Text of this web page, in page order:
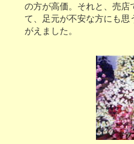
の方が高価。それと、売店
て、足元が不安な方にも思
がえました。